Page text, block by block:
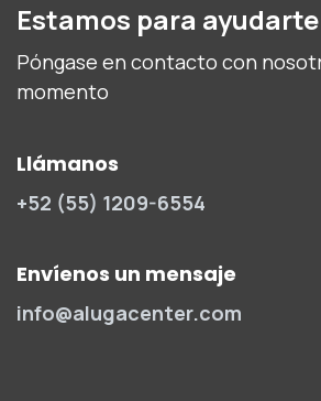
Estamos para ayudarte
Póngase en contacto con
momento
Llámanos
+52 (55) 1209-6554
Envíenos un mensaje
info@alugacenter.com